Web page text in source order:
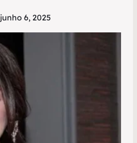
junho 6, 2025